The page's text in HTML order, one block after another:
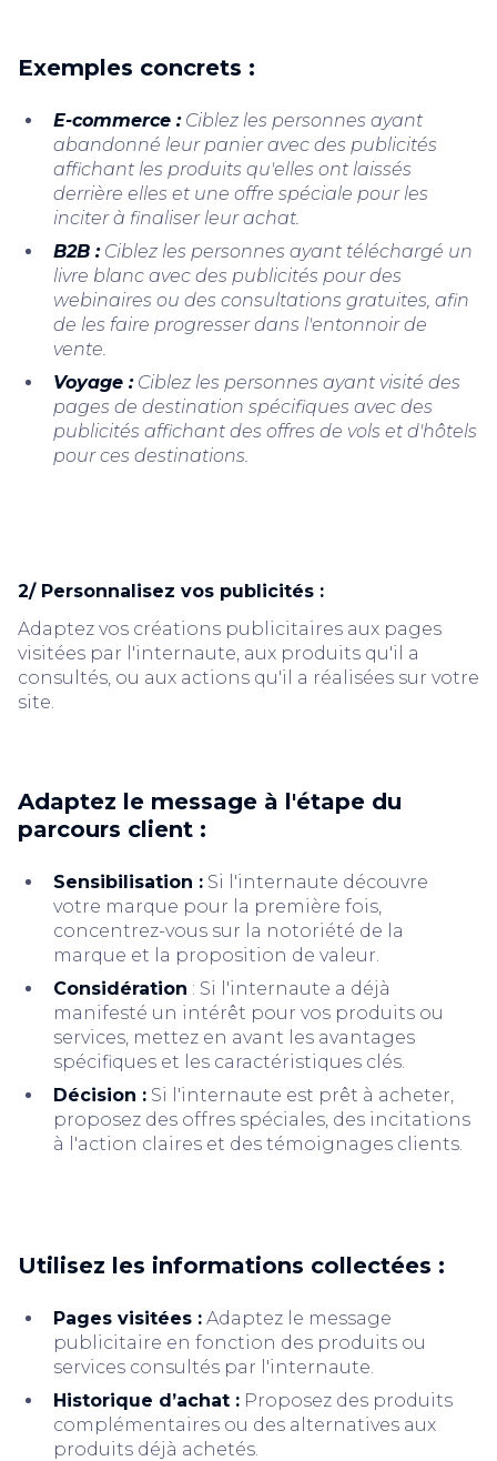
Exemples concrets :
E-commerce :Ciblez les personnes ayant
abandonné leur panier avec des publicités
affichant les produits qu'elles ont laissés
derrière elles et une offre spéciale pour les
inciter à finaliser leur achat.
B2B :Ciblez les personnes ayant téléchargé un
livre blanc avec des publicités pour des
webinaires ou des consultations gratuites, afin
de les faire progresser dans l'entonnoir de
vente.
Voyage :Ciblez les personnes ayant visité des
pages de destination spécifiques avec des
publicités affichant des offres de vols et d'hôtels
pour ces destinations.
2/ Personnalisez vos publicités :
Adaptez vos créations publicitaires aux pages
visitées par l'internaute, aux produits qu'il a
consultés, ou aux actions qu'il a réalisées sur votre
site.
Adaptez le message à l'étape du
parcours client :
Sensibilisation : Si l'internaute découvre
votre marque pour la première fois,
concentrez-vous sur la notoriété de la
marque et la proposition de valeur.
Considération : Si l'internaute a déjà
manifesté un intérêt pour vos produits ou
services, mettez en avant les avantages
spécifiques et les caractéristiques clés.
Décision : Si l'internaute est prêt à acheter,
proposez des offres spéciales, des incitations
à l'action claires et des témoignages clients.
Utilisez les informations collectées :
Pages visitées : Adaptez le message
publicitaire en fonction des produits ou
services consultés par l'internaute.
Historique d’achat : Proposez des produits
complémentaires ou des alternatives aux
produits déjà achetés.